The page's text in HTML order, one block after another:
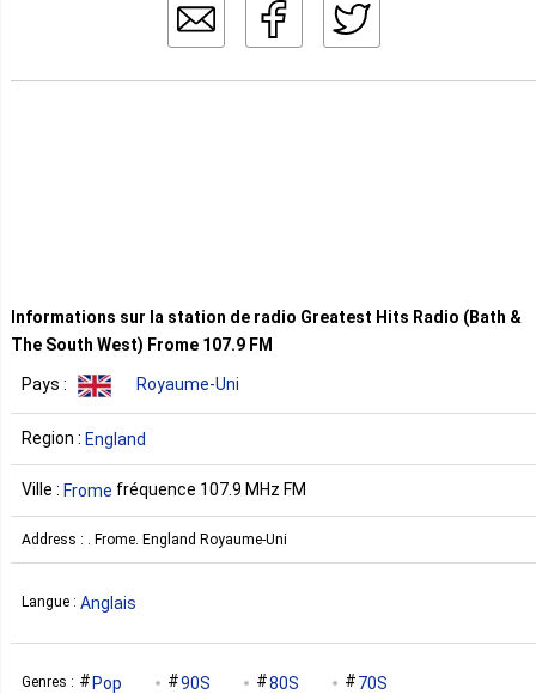
Informations sur la station de radio Greatest Hits Radio (Bath &
The South West) Frome 107.9 FM
Pays : Royaume-Uni
Region : England
Ville : Frome fréquence 107.9 MHz FM
Address : . Frome. England Royaume-Uni
Langue : Anglais
Genres : Pop 90S 80S 70S